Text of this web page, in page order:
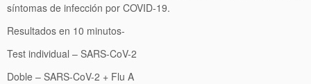
síntomas de infección por COVID-19.
Resultados en 10 minutos-
Test individual – SARS-CoV-2
Doble – SARS-CoV-2 + Flu A